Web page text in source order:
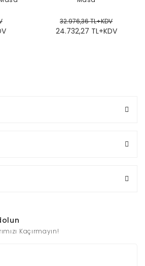
32.976,36 TL+KDV
24.732,27 TL+KDV
Kaçırmayın!